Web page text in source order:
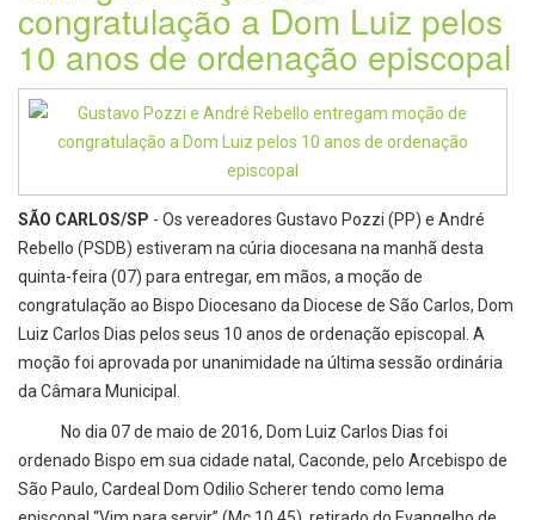
congratulação a Dom Luiz pelos
10 anos de ordenação episcopal
SÃO CARLOS/SP - Os vereadores Gustavo Pozzi (PP) e André
Rebello (PSDB) estiveram na cúria diocesana na manhã desta
quinta-feira (07) para entregar, em mãos, a moção de
congratulação ao Bispo Diocesano da Diocese de São Carlos, Dom
Luiz Carlos Dias pelos seus 10 anos de ordenação episcopal. A
moção foi aprovada por unanimidade na última sessão ordinária
da Câmara Municipal.
No dia 07 de maio de 2016, Dom Luiz Carlos Dias foi
ordenado Bispo em sua cidade natal, Caconde, pelo Arcebispo de
São Paulo, Cardeal Dom Odilio Scherer tendo como lema